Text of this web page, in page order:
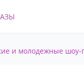
и молодежные